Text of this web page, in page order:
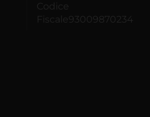
Codice
Fiscale93009870234